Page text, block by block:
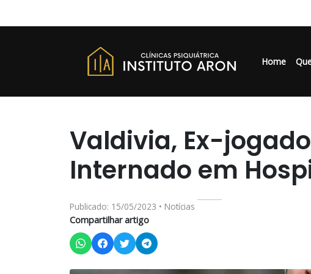
Home
Valdivia, Ex-
Internado em
Publicado: 15/05/2023 • Notícias
Compartilhar artigo